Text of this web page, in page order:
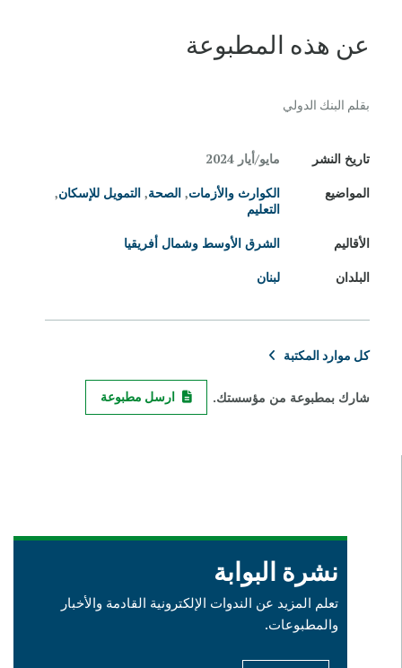
عن هذه المطبوعة
بقلم البنك الدولي
تاريخ النشر
مايو/‏أيار 2024
المواضيع
الكوارث والأزمات,الصحة,التمويل للإسكان,
التعليم
الأقاليم
الشرق الأوسط وشمال أفريقيا
البلدان
لبنان
كل موارد المكتبة
شارك بمطبوعة من مؤسستك. ارسل مطبوعة
نشرة البوابة
تعلم المزيد عن الندوات الإلكترونية القادمة والأخبار
والمطبوعات.